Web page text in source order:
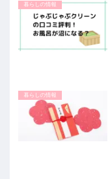
暮らしの情報
暮らしの情報